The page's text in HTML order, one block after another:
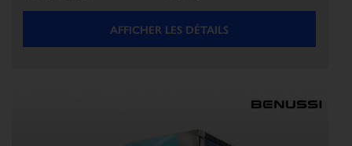
AFFICHER LES DÉTAILS